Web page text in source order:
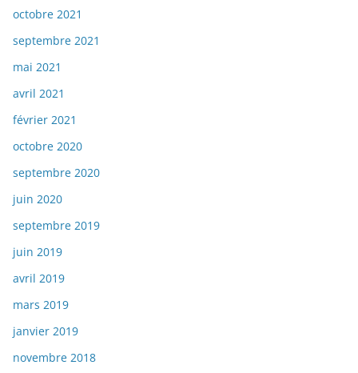
octobre 2021
septembre 2021
mai 2021
avril 2021
février 2021
octobre 2020
septembre 2020
juin 2020
septembre 2019
juin 2019
avril 2019
mars 2019
janvier 2019
novembre 2018